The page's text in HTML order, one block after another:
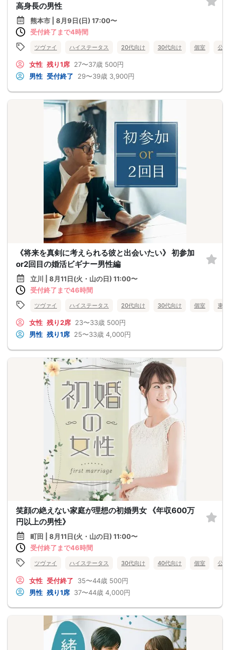
高身長の男性
熊本市 | 8月9日(日) 17:00〜
受付終了まで4時間
ツヴァイ ハイステータス 20代向け 30代向け 個室 公
女性 残り1席 27〜37歳 500円
男性 受付終了 29〜39歳 3,900円
《将来を真剣に考えられる彼と出会いたい》 初参加
or2回目の婚活ビギナー男性編
立川 | 8月11日(火・山の日) 11:00〜
受付終了まで46時間
ツヴァイ ハイステータス 20代向け 30代向け 個室 東
女性 残り2席 23〜33歳 500円
男性 残り1席 25〜33歳 4,000円
笑顔の絶えない家庭が理想の初婚男女 《年収600万
円以上の男性》
町田 | 8月11日(火・山の日) 11:00〜
受付終了まで46時間
ツヴァイ ハイステータス 30代向け 40代向け 個室 公
女性 受付終了 35〜44歳 500円
男性 残り1席 37〜44歳 4,000円